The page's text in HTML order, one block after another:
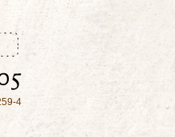
4